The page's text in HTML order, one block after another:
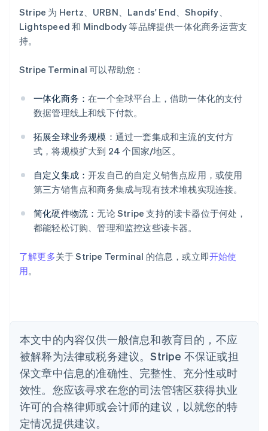
Stripe 为 Hertz、URBN、Lands' End、Shopify、
Lightspeed 和 Mindbody 等品牌提供一体化商务运营支
持。
Stripe Terminal 可以帮助您：
一体化商务：在一个全球平台上，借助一体化的支付
数据管理线上和线下付款。
拓展全球业务规模： 通过一套集成和主流的支付方
式，将规模扩大到 24 个国家/地区。
自定义集成：开发自己的自定义销售点应用，或使用
第三方销售点和商务集成与现有技术堆栈实现连接。
简化硬件物流：无论 Stripe 支持的读卡器位于何处，
都能轻松订购、管理和监控这些读卡器。
了解更多关于 Stripe Terminal 的信息，或立即开始使
用。
本文中的内容仅供一般信息和教育目的，不应
被解释为法律或税务建议。Stripe 不保证或担
保文章中信息的准确性、完整性、充分性或时
效性。您应该寻求在您的司法管辖区获得执业
许可的合格律师或会计师的建议，以就您的特
定情况提供建议。
阿联酋
爱尔兰
English
English
奥地利
DeutschEnglish
English
比利时
波兰
English
丹麦
English
德国
Deutsch English
法国
FrançaisEnglish